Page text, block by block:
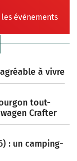
les évènements
à vivre
tout-
Crafter
: un camping-